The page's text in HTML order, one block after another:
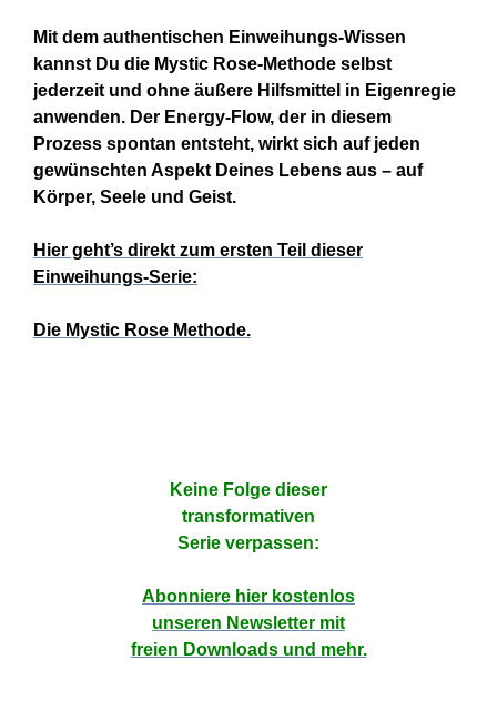
Mit dem authentischen Einweihungs-Wissen
kannst Du die Mystic Rose-Methode selbst
jederzeit und ohne äußere Hilfsmittel in Eigenregie
anwenden. Der Energy-Flow, der in diesem
Prozess spontan entsteht, wirkt sich auf jeden
gewünschten Aspekt Deines Lebens aus – auf
Körper, Seele und Geist.
Hier geht’s direkt zum ersten Teil dieser
Einweihungs-Serie:
Die Mystic Rose Methode.
Keine Folge dieser
transformativen
Serie verpassen:
Abonniere hier kostenlos
unseren Newsletter mit
freien Downloads und mehr.